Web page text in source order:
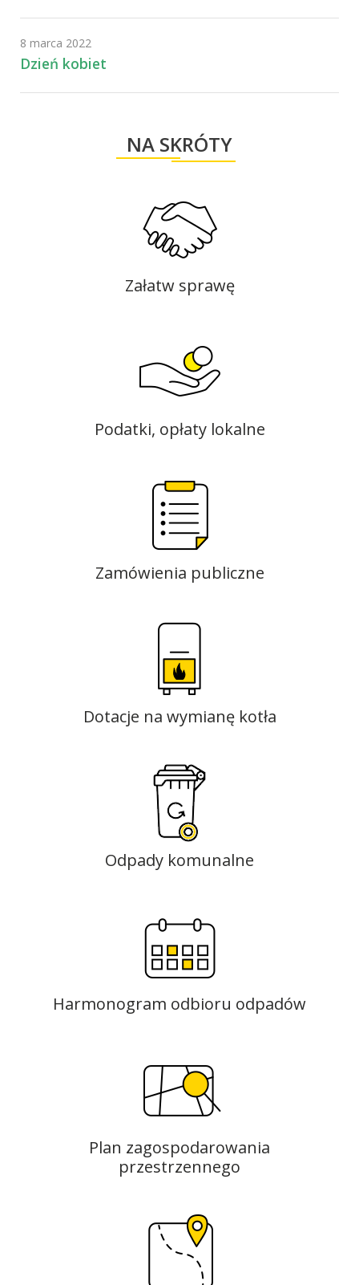
8 marca 2022
Dzień kobiet
NA SKRÓTY
Załatw sprawę
Podatki, opłaty lokalne
Zamówienia publiczne
Dotacje na wymianę kotła
Odpady komunalne
Harmonogram odbioru odpadów
Plan zagospodarowania
przestrzennego